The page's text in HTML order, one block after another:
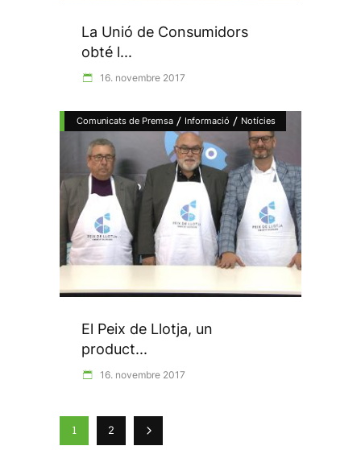
La Unió de Consumidors
obté l...
16. novembre 2017
Comunicats de Premsa / Informació / Notícies
El Peix de Llotja, un
product...
16. novembre 2017
1 2